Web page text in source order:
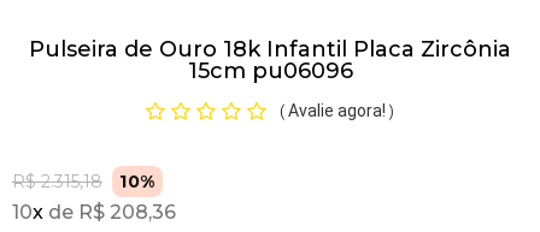
Pulseira de Ouro 18k Infantil Placa Zircônia
15cm pu06096
( Avalie agora! )
R$ 2.315,18 10%
10x R$ 208,36
Pulseiras